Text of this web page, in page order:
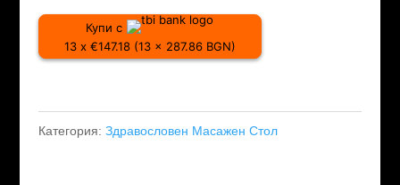
Масажен
стол
Ховърдрийм
Купи с
13 x €147.18 (13 x 287.86 BGN)
Категория: Здравословен Масажен Стол